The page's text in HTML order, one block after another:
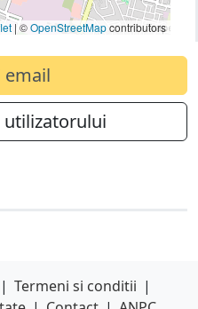
| ©OpenStreetMapcontributors
email
| Termeni si conditii |